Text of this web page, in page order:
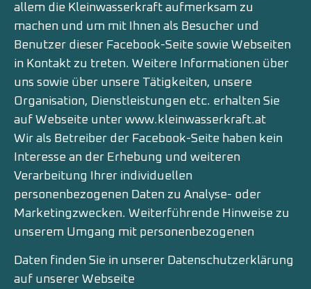
allem die Kleinwasserkraft aufmerksam zu
machen und um mit Ihnen als Besucher und
Benutzer dieser Facebook-Seite sowie Webseiten
in Kontakt zu treten. Weitere Informationen über
uns sowie über unsere Tätigkeiten, unsere
Organisation, Dienstleistungen etc. erhalten Sie
auf Webseite unter www.kleinwasserkraft.at
Wir als Betreiber der Facebook-Seite haben kein
Interesse an der Erhebung und weiteren
Verarbeitung Ihrer individuellen
personenbezogenen Daten zu Analyse- oder
Marketingzwecken. Weiterführende Hinweise zu
unserem Umgang mit personenbezogenen
Daten finden Sie in unserer Datenschutzerklärung
auf unserer Webseite